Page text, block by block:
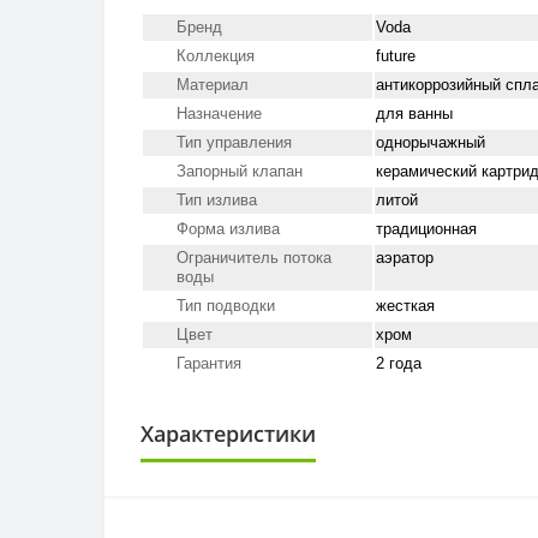
Бренд
Voda
Коллекция
future
Материал
антикоррозийный
Назначение
для ванны
Тип управления
однорычажный
Запорный клапан
керамический
Тип излива
литой
Форма излива
традиционная
Ограничитель потока
воды
аэратор
Тип подводки
жесткая
Цвет
хром
Гарантия
2 года
Характеристики